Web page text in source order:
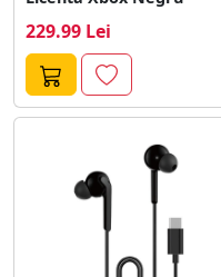
229.99 Lei